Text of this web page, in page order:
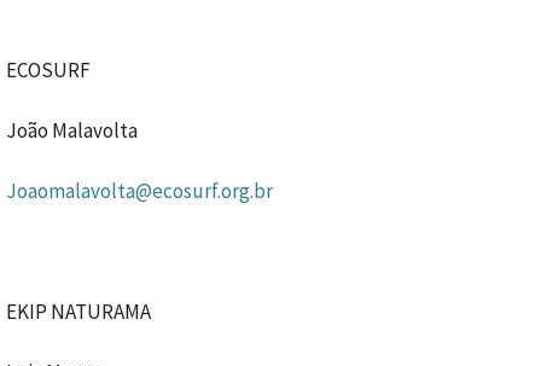
ECOSURF
João Malavolta
Joaomalavolta@ecosurf.org.br
EKIP NATURAMA